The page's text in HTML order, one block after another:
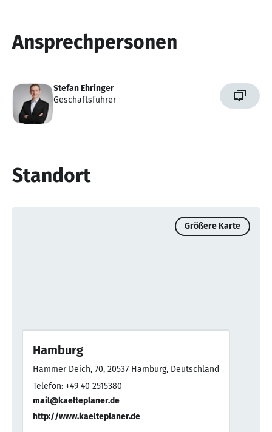
Ansprechpersonen
Stefan Ehringer
Geschäftsführer
Standort
Größere Karte
Hamburg
Hammer Deich, 70, 20537 Hamburg, Deutschland
Telefon: +49 40 2515380
mail@kaelteplaner.de
http://www.kaelteplaner.de